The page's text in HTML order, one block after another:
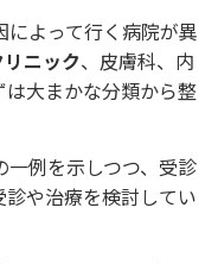
よって行く病院が異
リニック、皮膚科、内
大まかな分類から整
例を示しつつ、受診
や治療を検討してい